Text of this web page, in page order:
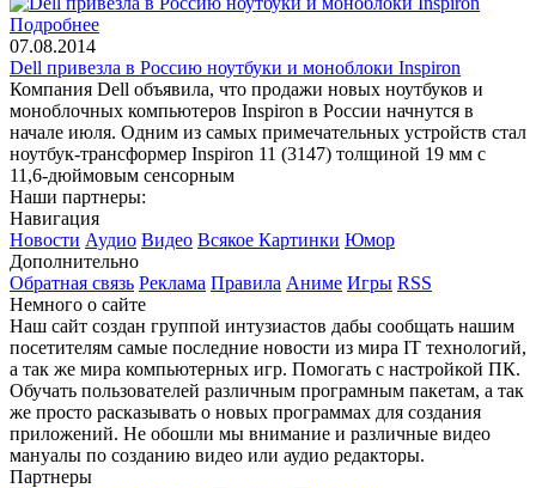
Подробнее
07.08.2014
Dell привезла в Россию ноутбуки и моноблоки Inspiron
Компания Dell объявила, что продажи новых ноутбуков и
моноблочных компьютеров Inspiron в России начнутся в
начале июля. Одним из самых примечательных устройств стал
ноутбук-трансформер Inspiron 11 (3147) толщиной 19 мм с
11,6-дюймовым сенсорным
Наши партнеры:
Навигация
Новости Аудио Видео Всякое Картинки Юмор
Дополнительно
Обратная связь Реклама Правила Аниме Игры RSS
Немного о сайте
Наш сайт создан группой интузиастов дабы сообщать нашим
посетителям самые последние новости из мира IT технологий,
а так же мира компьютерных игр. Помогать с настройкой ПК.
Обучать пользователей различным програмным пакетам, а так
же просто расказывать о новых программах для создания
приложений. Не обошли мы внимание и различные видео
мануалы по созданию видео или аудио редакторы.
Партнеры